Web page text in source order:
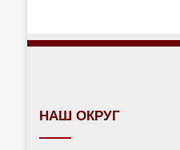
НАШ ОКРУГ